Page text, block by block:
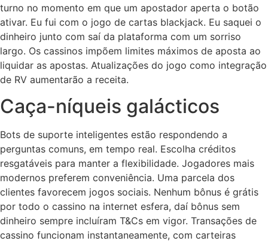
turno no momento em que um apostador aperta o botão
ativar. Eu fui com o jogo de cartas blackjack. Eu saquei o
dinheiro junto com saí da plataforma com um sorriso
largo. Os cassinos impõem limites máximos de aposta ao
liquidar as apostas. Atualizações do jogo como integração
de RV aumentarão a receita.
Caça-níqueis galácticos
Bots de suporte inteligentes estão respondendo a
perguntas comuns, em tempo real. Escolha créditos
resgatáveis para manter a flexibilidade. Jogadores mais
modernos preferem conveniência. Uma parcela dos
clientes favorecem jogos sociais. Nenhum bônus é grátis
por todo o cassino na internet esfera, daí bônus sem
dinheiro sempre incluíram T&Cs em vigor. Transações de
cassino funcionam instantaneamente, com carteiras